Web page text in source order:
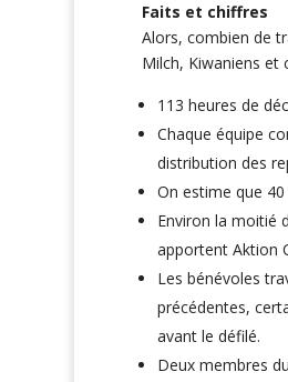
Faits et chiffres
Alors, combien de
Milch, Kiwaniens
113 heures de
Chaque équipe
distribution des
On estime que
Environ la moitié
apportent Aktion
Les bénévoles
précédentes,
avant le défilé.
Deux membres